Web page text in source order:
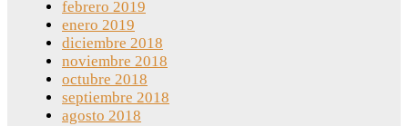
febrero 2019
enero 2019
diciembre 2018
noviembre 2018
octubre 2018
septiembre 2018
agosto 2018